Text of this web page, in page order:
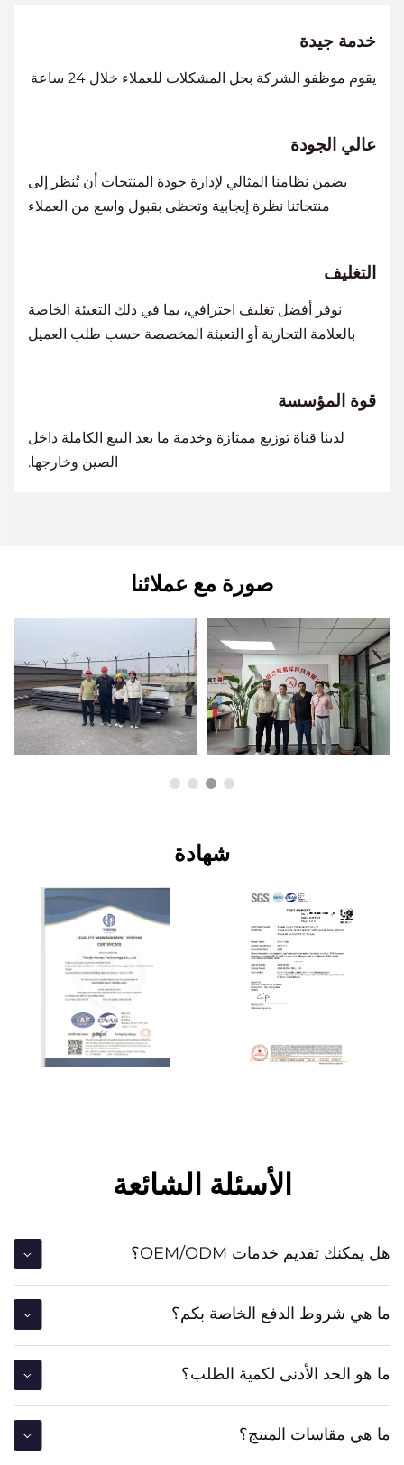
خدمة جيدة
يقوم موظفو الشركة بحل المشكلات للعملاء خلال 24 ساعة
عالي الجودة
يضمن نظامنا المثالي لإدارة جودة المنتجات أن تُنظر إلى
منتجاتنا نظرة إيجابية وتحظى بقبول واسع من العملاء
التغليف
نوفر أفضل تغليف احترافي، بما في ذلك التعبئة الخاصة
بالعلامة التجارية أو التعبئة المخصصة حسب طلب العميل
قوة المؤسسة
لدينا قناة توزيع ممتازة وخدمة ما بعد البيع الكاملة داخل
الصين وخارجها.
صورة مع عملائنا
شهادة
الأسئلة الشائعة
هل يمكنك تقديم خدمات OEM/ODM؟
ما هي شروط الدفع الخاصة بكم؟
ما هو الحد الأدنى لكمية الطلب؟
ما هي مقاسات المنتج؟